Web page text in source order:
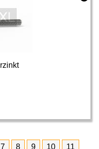
7 8 9 10
11